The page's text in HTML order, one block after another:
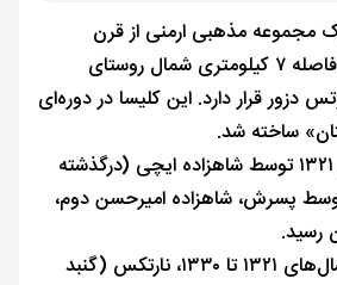
مجموعه مذهبی ارمنی از قرن
چهاردهم است که در فاصله ۷ کیلومتری شمال روستای
دزور قرار دارد. این کلیسا در دوره‌ای
ساخته شد.
ساخت کلیسا در سال ۱۳۲۱ توسط شاهزاده ایچی (درگذشته
و توسط پسرش، شاهزاده امیرحسن دوم،
رسید.
در دوره بعدی، بین سال‌های ۱۳۲۱ تا ۱۳۳۰، نارتکس (گنبد